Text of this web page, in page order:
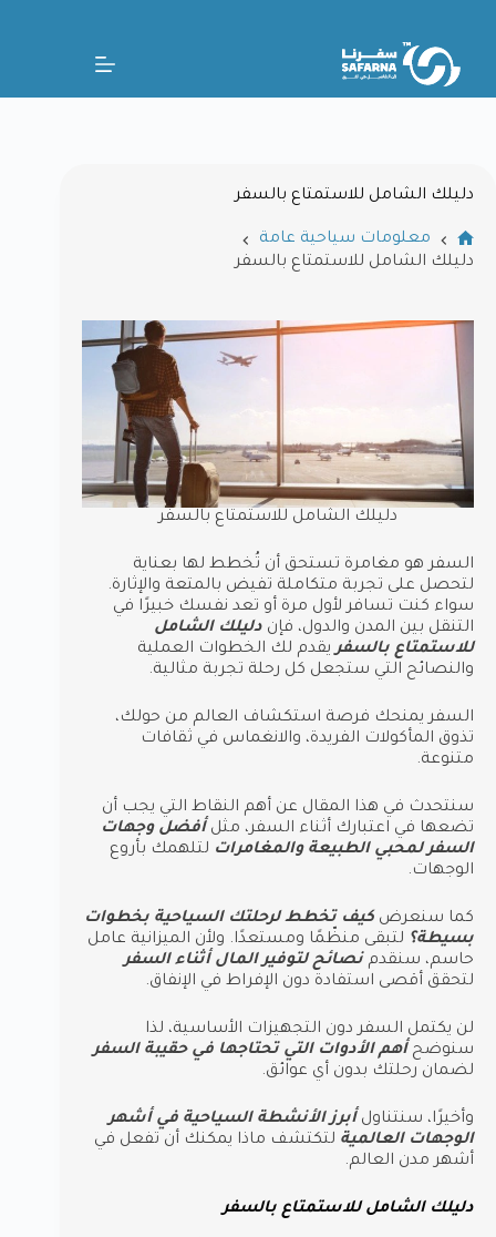
دليلك الشامل للاستمتاع بالسفر
معلومات سياحية عامة
دليلك الشامل للاستمتاع بالسفر
دليلك الشامل للاستمتاع بالسفر
السفر هو مغامرة تستحق أن تُخطط لها بعناية
لتحصل على تجربة متكاملة تفيض بالمتعة والإثارة.
سواء كنت تسافر لأول مرة أو تعد نفسك خبيرًا في
التنقل بين المدن والدول، فإن دليلك الشامل
للاستمتاع بالسفريقدم لك الخطوات العملية
والنصائح التي ستجعل كل رحلة تجربة مثالية.
السفر يمنحك فرصة استكشاف العالم من حولك،
تذوق المأكولات الفريدة، والانغماس في ثقافات
متنوعة.
سنتحدث في هذا المقال عن أهم النقاط التي يجب أن
تضعها في اعتبارك أثناء السفر، مثلأفضل وجهات
السفر لمحبي الطبيعة والمغامرات لتلهمك بأروع
الوجهات.
كما سنعرض كيف تخطط لرحلتك السياحية بخطوات
بسيطة؟ لتبقى منظّمًا ومستعدًا. ولأن الميزانية عامل
حاسم، سنقدم نصائح لتوفير المال أثناء السفر
لتحقق أقصى استفادة دون الإفراط في الإنفاق.
لن يكتمل السفر دون التجهيزات الأساسية، لذا
سنوضحأهم الأدوات التي تحتاجها في حقيبة السفر
لضمان رحلتك بدون أي عوائق.
وأخيرًا، سنتناولأبرز الأنشطة السياحية في أشهر
الوجهات العالمية لتكتشف ماذا يمكنك أن تفعل في
أشهر مدن العالم.
دليلك الشامل للاستمتاع بالسفر